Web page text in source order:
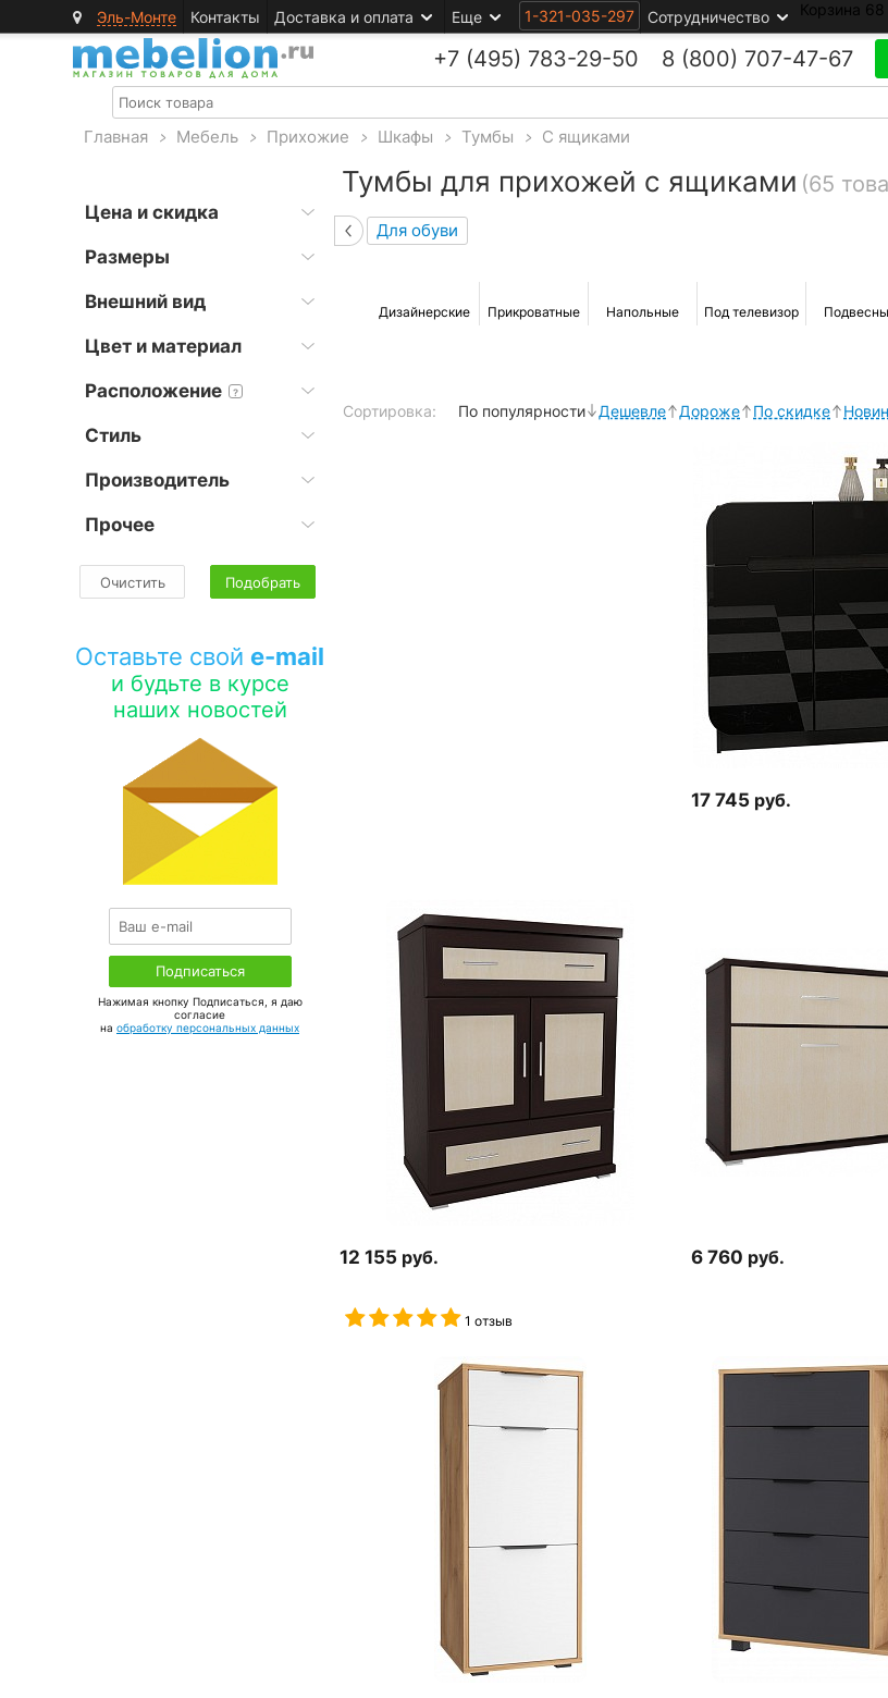
Эль-Монте Контакты Доставка и оплата Еще 1-321-035-297 Сотрудничество Корзина 68
+7 (495) 783-29-50 8 (800) 707-47-67
Главная > Мебель > Прихожие > Шкафы > Тумбы > С ящиками
Цена и скидка
Размеры
Внешний вид
Цвет и материал
Расположение ?
Стиль
Производитель
Прочее
Очистить Подобрать
Оставьте свой e-mail
и будьте в курсе
наших новостей
Нажимая кнопку Подписаться, я даю
соглаcие
на обработку персональных данных
Тумбы для прихожей с ящиками (65
Для обуви
Дизайнерские Прикроватные Напольные Под телевизор
Сортировка: По популярности Дешевле Дороже По скидке
17 745 руб.
12 155 руб.
1 отзыв
6 760 руб.